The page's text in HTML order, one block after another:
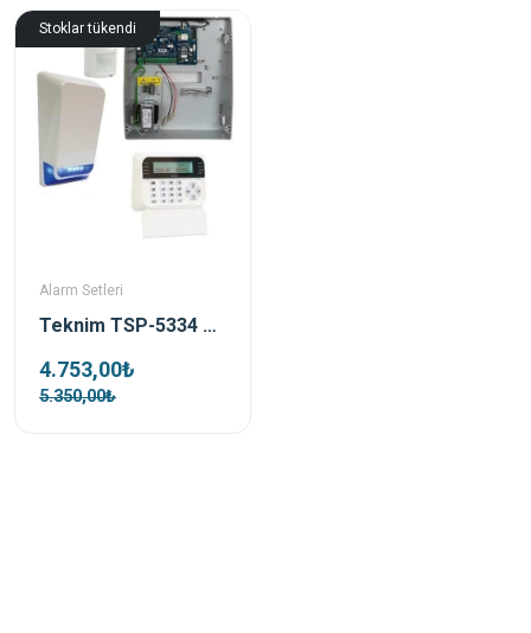
Stoklar tükendi
Alarm Setleri
Teknim TSP-5334 Lcd Alarm Kit Ethernet Hırsız Alarm Seti
4.753,00₺
5.350,00₺